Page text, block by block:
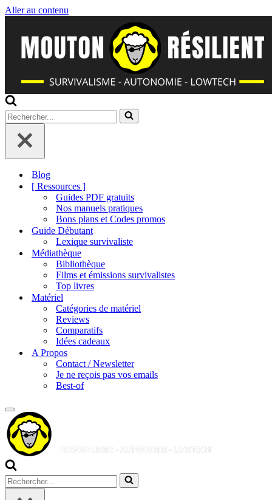
Aller au contenu
Rechercher...
Blog
[ Ressources ]
Guides PDF gratuits
Nos manuels pratiques
Bons plans et Codes promos
Guide Débutant
Lexique survivaliste
Médiathèque
Bibliothèque
Films et émissions survivalistes
Top livres
Matériel
Catégories de matériel
Reviews
Comparatifs
Idées cadeaux
A Propos
Contact / Newsletter
Je ne reçois pas vos emails
Best-of
Menu
de
navigation
Rechercher...